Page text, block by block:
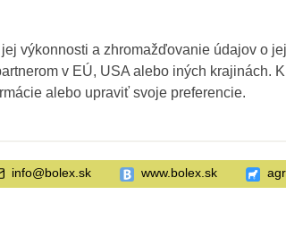
info@bolex.sk www.bolex.sk
výkonnosti a zhromažďovanie údajov o
v EÚ, USA alebo iných krajinách.
alebo upraviť svoje preferencie.